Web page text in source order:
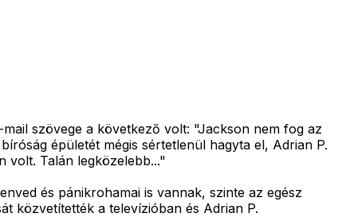
szövege a következő volt: "Jackson nem fog az
épületét mégis sértetlenül hagyta el, Adrian P.
volt. Talán legközelebb..."
és pánikrohamai is vannak, szinte az egész
közvetítették a televízióban és Adrian P.